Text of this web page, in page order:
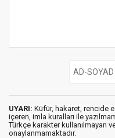
UYARI: Küfür, hakaret, rencide
içeren, imla kuralları ile
Türkçe karakter kullanılmayan
onaylanmamaktadır.